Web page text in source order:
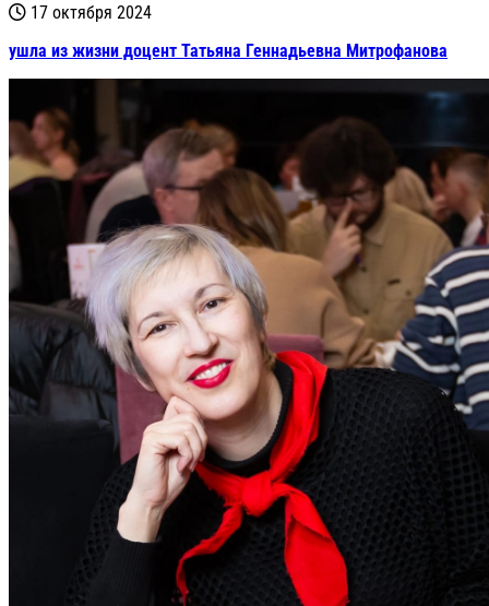
17 октября 2024
ушла из жизни доцент Татьяна Геннадьевна Митрофанова